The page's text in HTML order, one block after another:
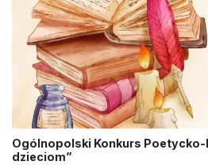
Ogólnopolski Konkurs Poetycko-
dzieciom”